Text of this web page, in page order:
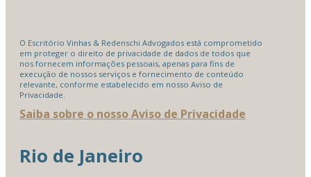
O Escritório Vinhas & Redenschi Advogados está comprometido
em proteger o direito de privacidade de dados de todos que
nos fornecem informações pessoais, apenas para fins de
execução de nossos serviços e fornecimento de conteúdo
relevante, conforme estabelecido em nosso Aviso de
Privacidade.
Saiba sobre o nosso Aviso de Privacidade
Rio de Janeiro